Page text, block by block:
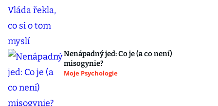
Nenápadný jed: Co je (a co není)
misogynie?
Moje Psychologie